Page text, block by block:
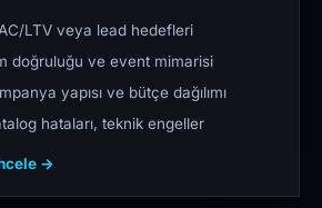
LTV veya lead hedefleri
doğruluğu ve event mimarisi
yapısı ve bütçe dağılımı
hataları, teknik engeller
→